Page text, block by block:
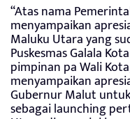
“Atas nama
menyampaikan
Maluku Utara yang
Puskesmas Galala
pimpinan pa Wali
menyampaikan
Gubernur Malut
sebagai launching